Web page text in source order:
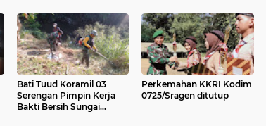
Bati Tuud Koramil 03
Serengan Pimpin Kerja
Bakti Bersih Sungai
Perkemahan KKRI Kodim
0725/Sragen ditutup